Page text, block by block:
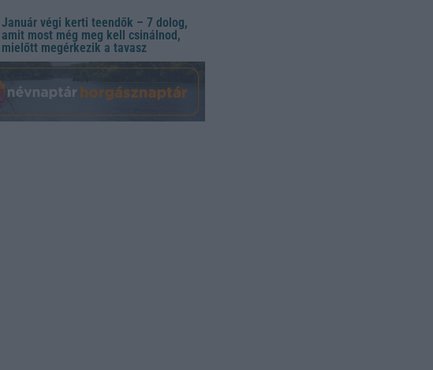
Január végi kerti teendők – 7 dolog,
amit most még meg kell csinálnod,
mielőtt megérkezik a tavasz